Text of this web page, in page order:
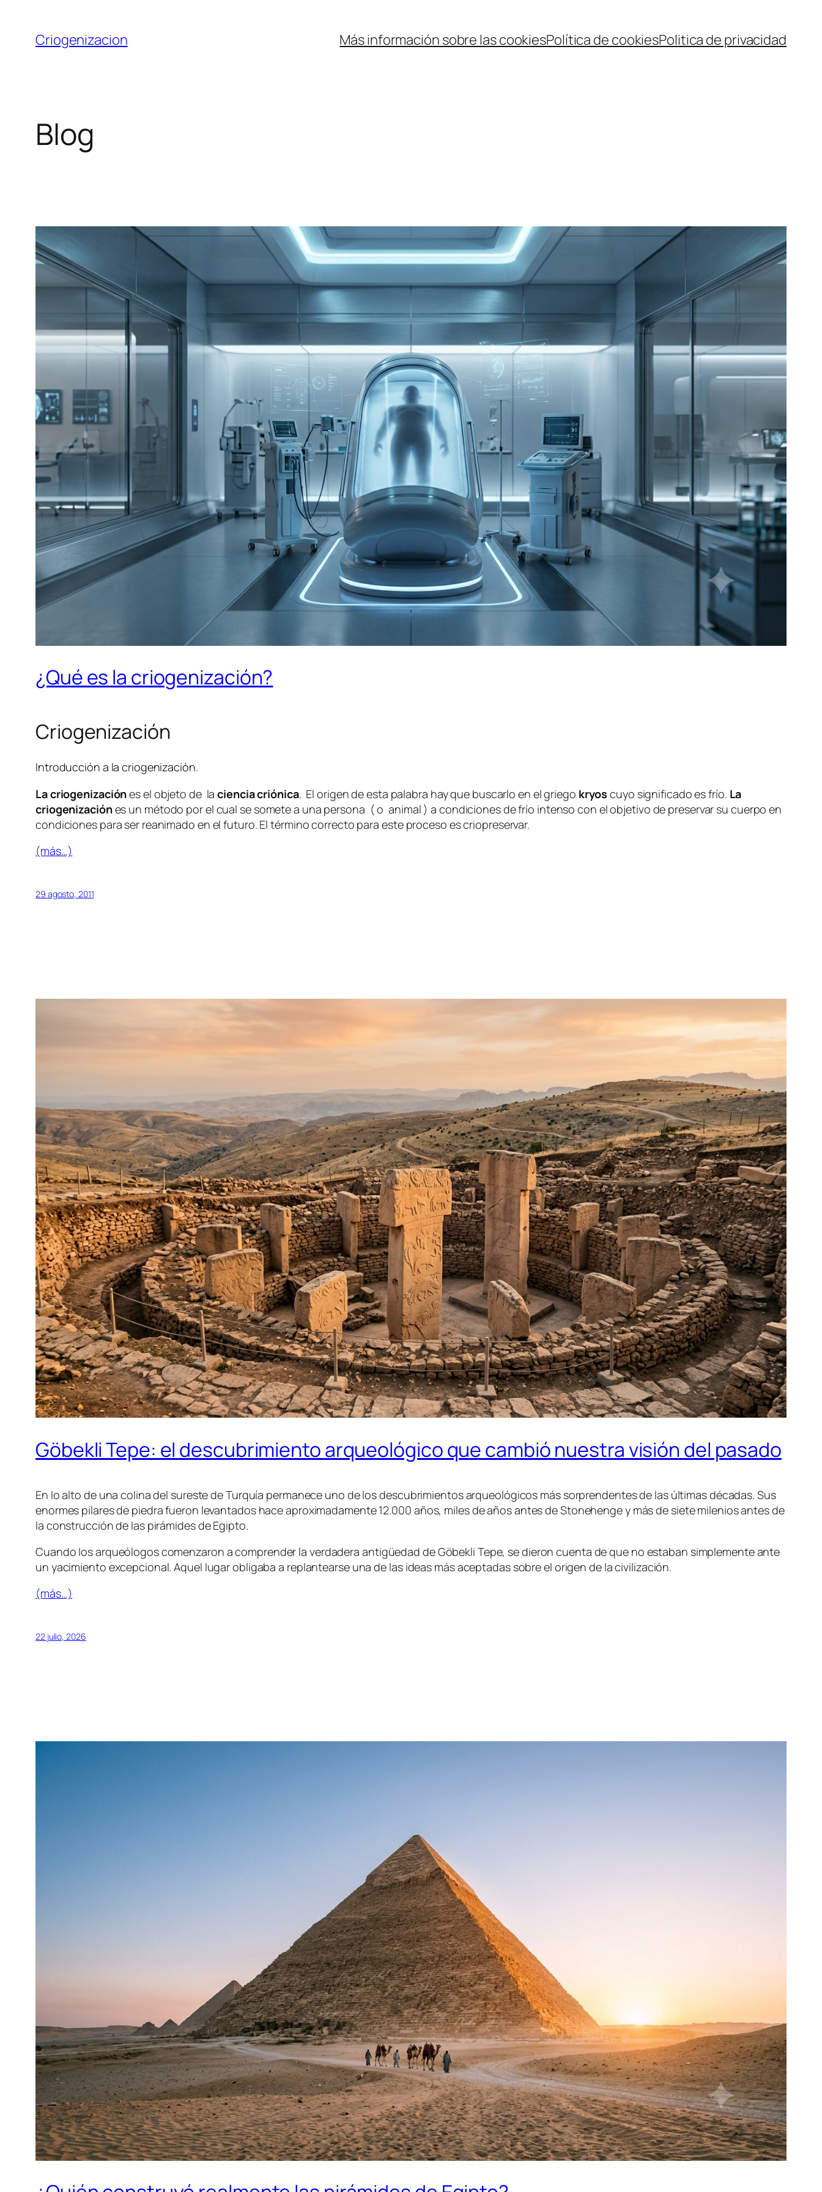
contenido
Criogenizacion Más información sobre las cookiesPolítica de cookiesPolitica de privacidad
Blog
¿Qué es la criogenización?
Criogenización
Introducción a la criogenización.
La criogenizaciónes el objeto de laciencia criónica. El origen de esta palabra hay que buscarlo en el griego kryos cuyo significado es frío. La
criogenizaciónes un método por el cual se somete a una persona ( o animal ) a condiciones de frío intenso con el objetivo de preservar su cuerpo en
condiciones para ser reanimado en el futuro. El término correcto para este proceso es criopreservar.
(más…)
29 agosto, 2011
Göbekli Tepe: el descubrimiento arqueológico que cambió nuestra visión del pasado
En lo alto de una colina del sureste de Turquía permanece uno de los descubrimientos arqueológicos más sorprendentes de las últimas décadas. Sus
enormes pilares de piedra fueron levantados hace aproximadamente 12.000 años, miles de años antes de Stonehenge y más de siete milenios antes de
la construcción de las pirámides de Egipto.
Cuando los arqueólogos comenzaron a comprender la verdadera antigüedad de Göbekli Tepe, se dieron cuenta de que no estaban simplemente ante
un yacimiento excepcional. Aquel lugar obligaba a replantearse una de las ideas más aceptadas sobre el origen de la civilización.
(más…)
22 julio, 2026